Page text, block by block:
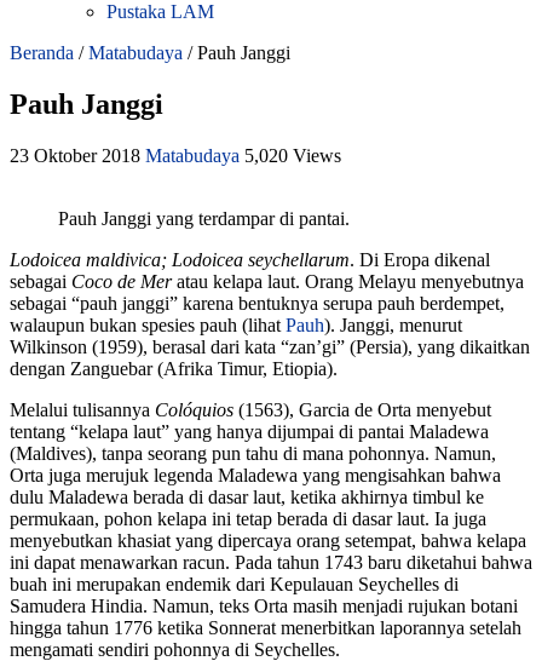
Pustaka LAM
Beranda / Matabudaya / Pauh Janggi
Pauh Janggi
23 Oktober 2018 Matabudaya 5,020 Views
Pauh Janggi yang terdampar di pantai.
Lodoicea maldivica; Lodoicea seychellarum. Di Eropa dikenal
sebagai Coco de Meratau kelapa laut. Orang Melayu menyebutnya
sebagai “pauh janggi” karena bentuknya serupa pauh berdempet,
walaupun bukan spesies pauh (lihat Pauh). Janggi, menurut
Wilkinson (1959), berasal dari kata “zan’gi” (Persia), yang dikaitkan
dengan Zanguebar (Afrika Timur, Etiopia).
Melalui tulisannya Colóquios (1563), Garcia de Orta menyebut
tentang “kelapa laut” yang hanya dijumpai di pantai Maladewa
(Maldives), tanpa seorang pun tahu di mana pohonnya. Namun,
Orta juga merujuk legenda Maladewa yang mengisahkan bahwa
dulu Maladewa berada di dasar laut, ketika akhirnya timbul ke
permukaan, pohon kelapa ini tetap berada di dasar laut. Ia juga
menyebutkan khasiat yang dipercaya orang setempat, bahwa kelapa
ini dapat menawarkan racun. Pada tahun 1743 baru diketahui bahwa
buah ini merupakan endemik dari Kepulauan Seychelles di
Samudera Hindia. Namun, teks Orta masih menjadi rujukan botani
hingga tahun 1776 ketika Sonnerat menerbitkan laporannya setelah
mengamati sendiri pohonnya di Seychelles.